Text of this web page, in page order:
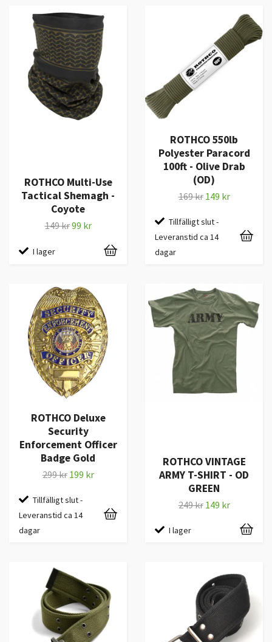
ROTHCO Multi-Use
Tactical Shemagh -
Coyote
149 kr99 kr
I lager
ROTHCO 550lb
Polyester Paracord
100ft - Olive Drab
(OD)
169 kr 149 kr
Tillfälligt slut -
Leveranstid ca 14
dagar
ROTHCO Deluxe
Security
Enforcement Officer
Badge Gold
299 kr 199 kr
Tillfälligt slut -
Leveranstid ca 14
dagar
ROTHCO VINTAGE
ARMY T-SHIRT - OD
GREEN
249 kr 149 kr
I lager